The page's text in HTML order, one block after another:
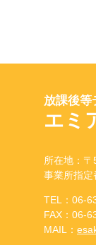
放課後等
エミ
所在地：
事業所指定
TEL：06-
FAX：06-
MAIL：